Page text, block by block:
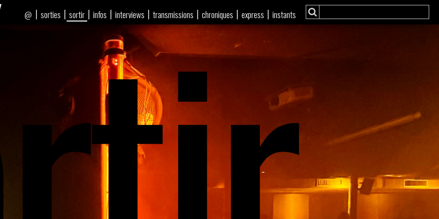
| sorties | sortir | infos | interviews | transmissions | chroniques | express | instants
@